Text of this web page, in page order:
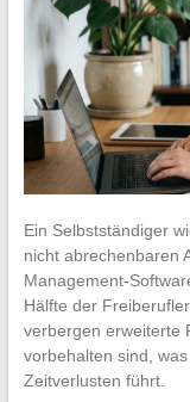
Ein Selbstständiger
nicht abrechenbaren
Management-
Hälfte der
verbergen erweiterte
vorbehalten sind,
Zeitverlusten führt.